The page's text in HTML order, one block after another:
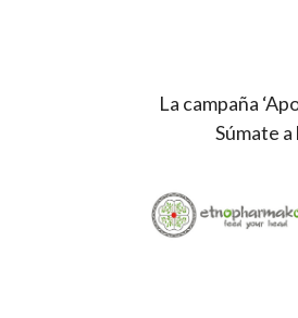
La campaña
Súmate